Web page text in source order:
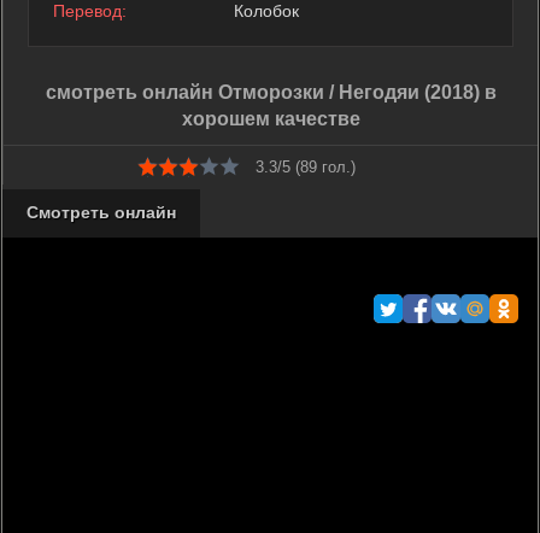
Перевод: Колобок
смотреть онлайн Отморозки / Негодяи (2018) в
хорошем качестве
3.3/5 (89 гол.)
Смотреть онлайн